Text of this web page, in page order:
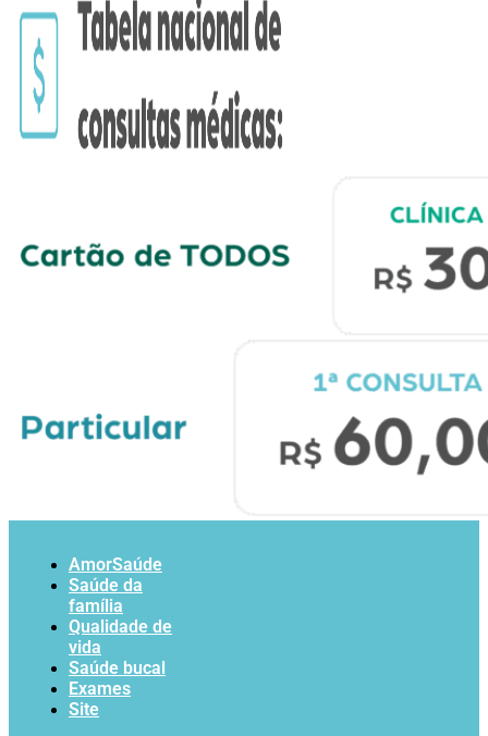
AmorSaúde
Saúde da
família
Qualidade de
vida
Saúde bucal
Exames
Site